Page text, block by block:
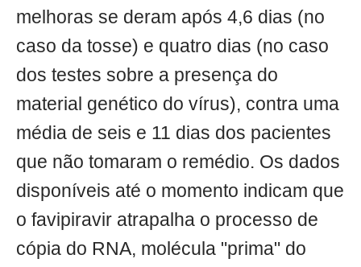
melhoras se deram após 4,6 dias (no
caso da tosse) e quatro dias (no caso
dos testes sobre a presença do
material genético do vírus), contra uma
média de seis e 11 dias dos pacientes
que não tomaram o remédio. Os dados
disponíveis até o momento indicam que
o favipiravir atrapalha o processo de
cópia do RNA, molécula "prima" do